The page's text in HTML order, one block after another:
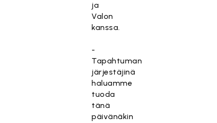
ja
Valon
kanssa.
-
Tapahtuman
järjestäjinä
haluamme
tuoda
tänä
päivänäkin